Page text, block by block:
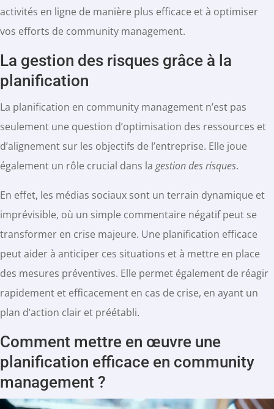
activités en ligne de manière plus efficace et à optimiser
vos efforts de community management.
La gestion des risques grâce à la
planification
La planification en community management n’est pas
seulement une question d’optimisation des ressources et
d’alignement sur les objectifs de l’entreprise. Elle joue
également un rôle crucial dans la gestion des risques.
En effet, les médias sociaux sont un terrain dynamique et
imprévisible, où un simple commentaire négatif peut se
transformer en crise majeure. Une planification efficace
peut aider à anticiper ces situations et à mettre en place
des mesures préventives. Elle permet également de réagir
rapidement et efficacement en cas de crise, en ayant un
plan d’action clair et préétabli.
Comment mettre en œuvre une
planification efficace en community
management ?